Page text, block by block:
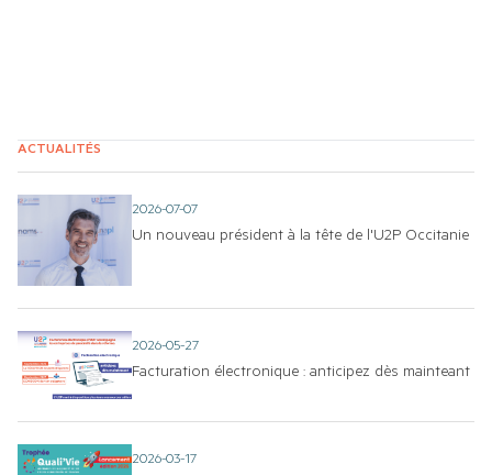
ACTUALITÉS
2026-07-07
Un nouveau président à la tête de l'U2P Occitanie
2026-05-27
Facturation électronique : anticipez dès mainteant
2026-03-17